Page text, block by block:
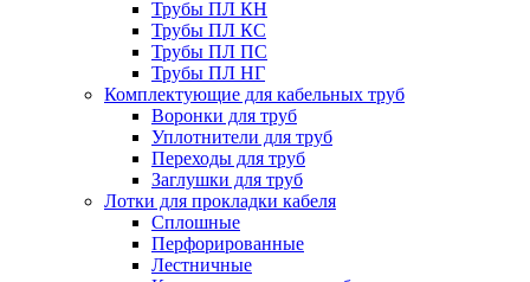
Трубы ПЛ КН
Трубы ПЛ КС
Трубы ПЛ ПС
Трубы ПЛ НГ
Комплектующие для кабельных труб
Воронки для труб
Уплотнители для труб
Переходы для труб
Заглушки для труб
Лотки для прокладки кабеля
Сплошные
Перфорированные
Лестничные